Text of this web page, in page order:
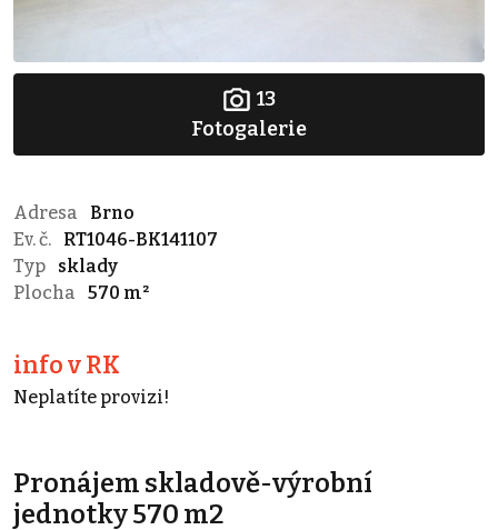
13
Fotogalerie
Adresa
Brno
Ev. č.
RT1046-BK141107
Typ
sklady
Plocha
570 m²
info v RK
Neplatíte provizi!
Pronájem skladově-výrobní
jednotky 570 m2